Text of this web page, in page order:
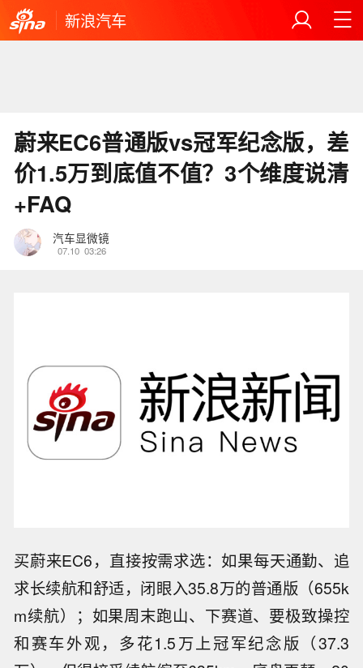
新浪汽车
蔚来EC6普通版vs冠军纪念版，差
价1.5万到底值不值？3个维度说清
+FAQ
汽车显微镜
07.10 03:26
买蔚来EC6，直接按需求选：如果每天通勤、追
求长续航和舒适，闭眼入35.8万的普通版（655k
m续航）；如果周末跑山、下赛道、要极致操控
和赛车外观，多花1.5万上冠军纪念版（37.3